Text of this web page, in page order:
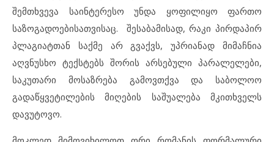
შემთხვევა საინტერესო უნდა ყოფილიყო ფართო
საზოგადოებისათვისაც. შესაბამისად, რაკი პირდაპირ
პლაგიატთან საქმე არ გვაქვს, უპრიანად მიმაჩნია
აღვნუსხო ტექსტებს შორის არსებული პარალელები,
საკუთარი მოსაზრება გამოვთქვა და საბოლოო
გადაწყვეტილების მიღების საშუალება მკითხველს
დავუტოვო.